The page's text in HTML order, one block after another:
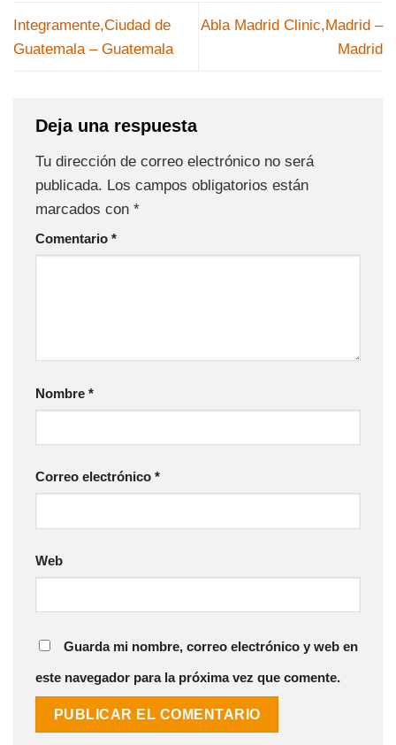
Integramente,Ciudad de
Guatemala – Guatemala
Abla Madrid Clinic,Madrid –
Madrid
Deja una respuesta
Tu dirección de correo electrónico no será
publicada. Los campos obligatorios están
marcados con *
Comentario *
Nombre *
Correo electrónico *
Web
Guarda mi nombre, correo electrónico y web en
este navegador para la próxima vez que comente.